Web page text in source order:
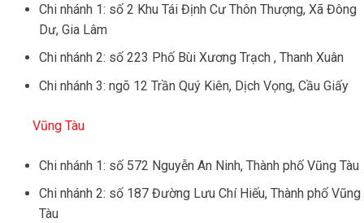
Chi nhánh 1: số 2 Khu Tái Định Cư Thôn Thượng, Xã Đông
Dư, Gia Lâm
Chi nhánh 2: số 223 Phố Bùi Xương Trạch , Thanh Xuân
Chi nhánh 3: ngõ 12 Trần Quý Kiên, Dịch Vọng, Cầu Giấy
Vũng Tàu
Chi nhánh 1: số 572 Nguyễn An Ninh, Thành phố Vũng Tàu
Chi nhánh 2: số 187 Đường Lưu Chí Hiếu, Thành phố Vũng
Tàu